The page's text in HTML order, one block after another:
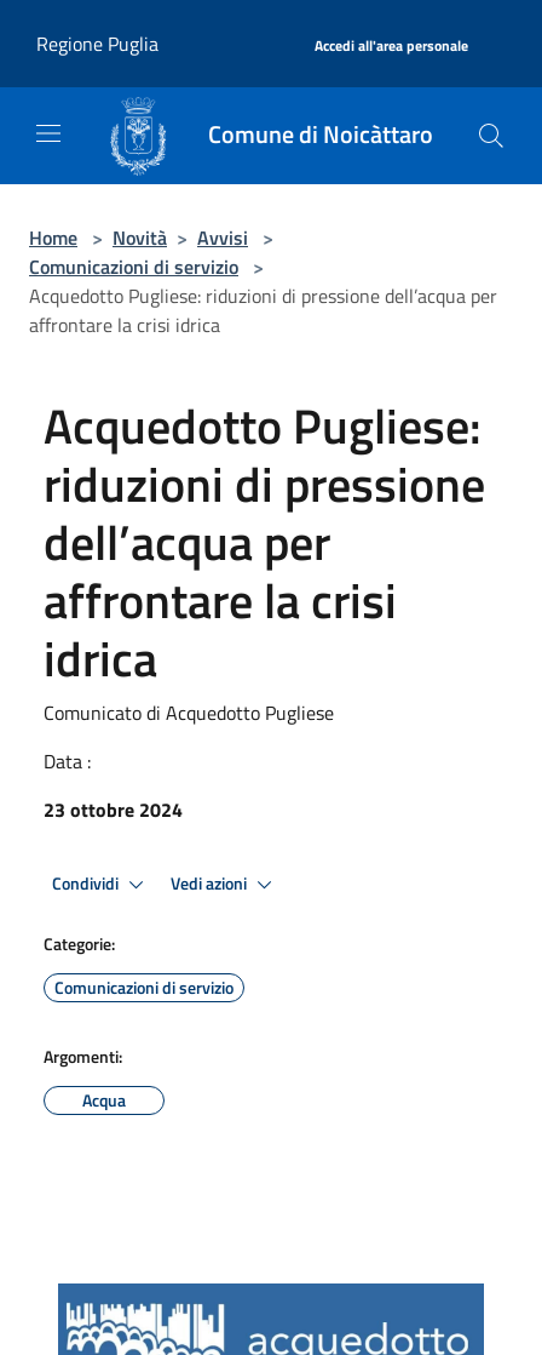
Regione Puglia
Accedi all'area personale
Comune di Noicàttaro
Home > Novità > Avvisi >
Comunicazioni di servizio >
Acquedotto Pugliese: riduzioni di pressione dell’acqua per
affrontare la crisi idrica
Acquedotto Pugliese:
riduzioni di pressione
dell’acqua per
affrontare la crisi
idrica
Comunicato di Acquedotto Pugliese
Data :
23 ottobre 2024
Condividi Vedi azioni
Categorie:
Comunicazioni di servizio
Argomenti:
Acqua